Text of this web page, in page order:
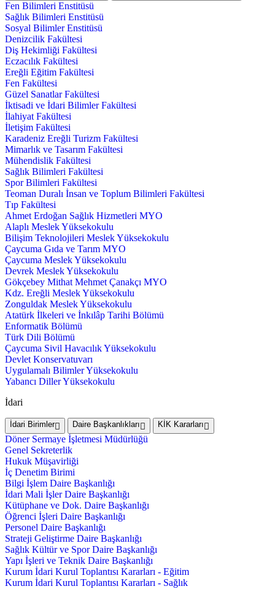
Fen Bilimleri Enstitüsü
Sağlık Bilimleri Enstitüsü
Sosyal Bilimler Enstitüsü
Denizcilik Fakültesi
Diş Hekimliği Fakültesi
Eczacılık Fakültesi
Ereğli Eğitim Fakültesi
Fen Fakültesi
Güzel Sanatlar Fakültesi
İktisadi ve İdari Bilimler Fakültesi
İlahiyat Fakültesi
İletişim Fakültesi
Karadeniz Ereğli Turizm Fakültesi
Mimarlık ve Tasarım Fakültesi
Mühendislik Fakültesi
Sağlık Bilimleri Fakültesi
Spor Bilimleri Fakültesi
Teoman Duralı İnsan ve Toplum Bilimleri Fakültesi
Tıp Fakültesi
Ahmet Erdoğan Sağlık Hizmetleri MYO
Alaplı Meslek Yüksekokulu
Bilişim Teknolojileri Meslek Yüksekokulu
Çaycuma Gıda ve Tarım MYO
Çaycuma Meslek Yüksekokulu
Devrek Meslek Yüksekokulu
Gökçebey Mithat Mehmet Çanakçı MYO
Kdz. Ereğli Meslek Yüksekokulu
Zonguldak Meslek Yüksekokulu
Atatürk İlkeleri ve İnkılâp Tarihi Bölümü
Enformatik Bölümü
Türk Dili Bölümü
Çaycuma Sivil Havacılık Yüksekokulu
Devlet Konservatuvarı
Uygulamalı Bilimler Yüksekokulu
Yabancı Diller Yüksekokulu
İdari
İdari Birimler Daire Başkanlıkları KİK Kararları
Döner Sermaye İşletmesi Müdürlüğü
Genel Sekreterlik
Hukuk Müşavirliği
İç Denetim Birimi
Bilgi İşlem Daire Başkanlığı
İdari Mali İşler Daire Başkanlığı
Kütüphane ve Dok. Daire Başkanlığı
Öğrenci İşleri Daire Başkanlığı
Personel Daire Başkanlığı
Strateji Geliştirme Daire Başkanlığı
Sağlık Kültür ve Spor Daire Başkanlığı
Yapı İşleri ve Teknik Daire Başkanlığı
Kurum İdari Kurul Toplantısı Kararları - Eğitim
Kurum İdari Kurul Toplantısı Kararları - Sağlık